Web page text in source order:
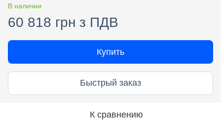
В наличии
60 818 грн з ПДВ
Купить
Быстрый заказ
К сравнению